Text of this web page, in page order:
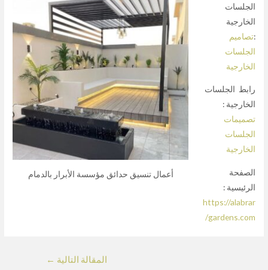
أعمال تنسيق حدائق مؤسسة الأبرار بالدمام
الجلسات
الخارجية
:تصاميم
الجلسات
الخارجية
رابط الجلسات
الخارجية :
تصميمات
الجلسات
الخارجية
الصفحة
الرئيسية :
https://alabrar
gardens.com/
المقالة التالية ←